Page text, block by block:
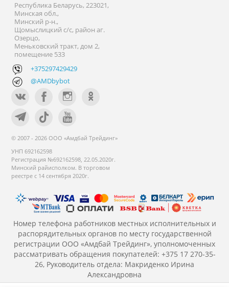
Республика Беларусь, 223021,
Минская обл.,
Минский р-н.,
Щомыслицкий с/с, район аг.
Озерцо,
Меньковский тракт, дом 2,
помещение 533
+375297429429
@AMDbybot
© 2007 - 2026 ООО «Амдбай Трейдинг»
УНП 692162598
Регистрация №692162598, 22.05.2020г.
Минский райисполком. В торговом
реестре с 14 сентября 2020г.
Номер телефона работников местных исполнительных и
распорядительных органов по месту государственной
регистрации ООО «Амдбай Трейдинг», уполномоченных
рассматривать обращения покупателей: +375 17 270-35-
26, Руководитель отдела: Макриденко Ирина
Александровна